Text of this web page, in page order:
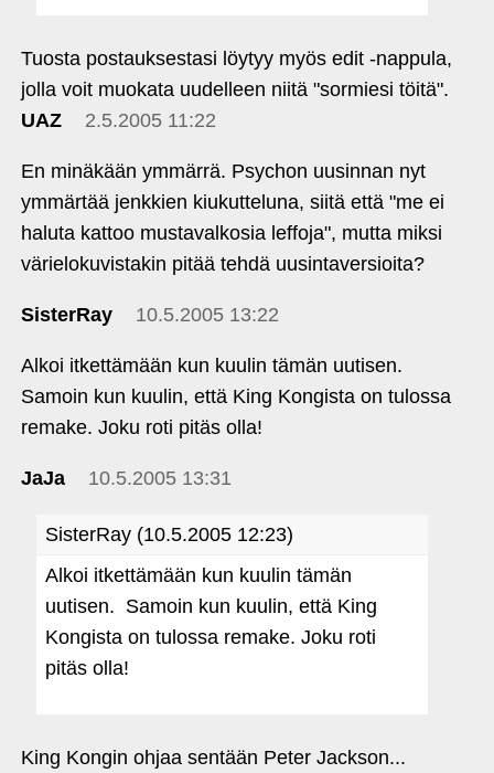
Tuosta postauksestasi löytyy myös edit ‑nappula,
jolla voit muokata uudelleen niitä "sormiesi töitä".
UAZ
2.5.2005 11:22
En minäkään ymmärrä. Psychon uusinnan nyt
ymmärtää jenkkien kiukutteluna, siitä että "me ei
haluta kattoo mustavalkosia leffoja", mutta miksi
värielokuvistakin pitää tehdä uusintaversioita?
SisterRay 10.5.2005 13:22
Alkoi itkettämään kun kuulin tämän uutisen.
Samoin kun kuulin, että King Kongista on tulossa
remake. Joku roti pitäs olla!
JaJa 10.5.2005 13:31
SisterRay (10.5.2005 12:23)
Alkoi itkettämään kun kuulin tämän
uutisen. Samoin kun kuulin, että King
Kongista on tulossa remake. Joku roti
pitäs olla!
King Kongin ohjaa sentään Peter Jackson...